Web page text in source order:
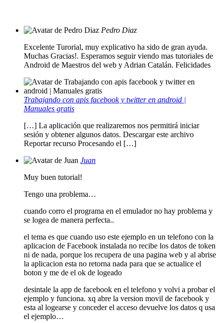
Pedro Diaz
Excelente Turorial, muy explicativo ha sido de gran ayuda.
Muchas Gracias!. Esperamos seguir viendo mas tutoriales de
Android de Maestros del web y Adrian Catalán. Felicidades
Trabajando con apis facebook y twitter en android |
Manuales gratis
[…] La aplicación que realizaremos nos permitirá iniciar
sesión y obtener algunos datos. Descargar este archivo
Reportar recurso Procesando el […]
Juan
Muy buen tutorial!
Tengo una problema…
cuando corro el programa en el emulador no hay problema y
se logea de manera perfecta..
el tema es que cuando uso este ejemplo en un telefono con la
aplicacion de Facebook instalada no recibe los datos de token
ni de nada, porque los recupera de una pagina web y al abrise
la aplicacion esta no retorna nada para que se actualice el
boton y me de el ok de logeado
desintale la app de facebook en el telefono y volvi a probar el
ejemplo y funciona. xq abre la version movil de facebook y
esta al logearse y conceder el acceso devuelve los datos q usa
el ejemplo…